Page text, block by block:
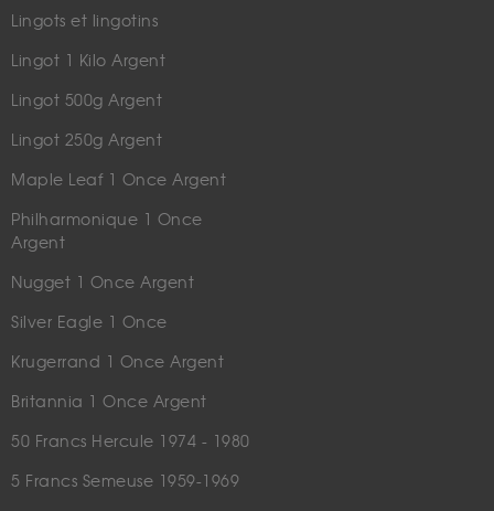
Lingots et lingotins
Lingot 1 Kilo Argent
Lingot 500g Argent
Lingot 250g Argent
Maple Leaf 1 Once Argent
Philharmonique 1 Once
Argent
Nugget 1 Once Argent
Silver Eagle 1 Once
Krugerrand 1 Once Argent
Britannia 1 Once Argent
50 Francs Hercule 1974 - 1980
5 Francs Semeuse 1959-1969